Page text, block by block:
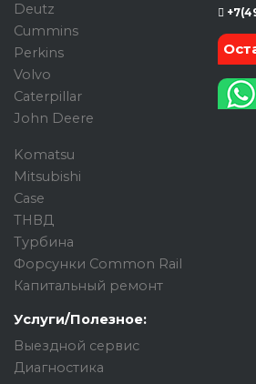
Deutz
Cummins
Perkins
Volvo
Caterpillar
John Deere
Komatsu
Mitsubishi
Case
ТНВД
Турбина
Форсунки Common Rail
Капитальный ремонт
Услуги/Полезное:
Выездной сервис
Диагностика